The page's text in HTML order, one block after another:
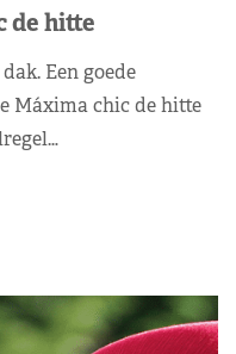
de hitte
Een goede
Máxima chic de hitte